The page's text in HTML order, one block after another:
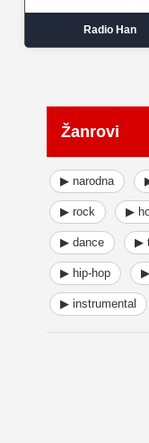
Radio Han
Žanrovi
▶ narodna
▶ rock ▶
▶ dance ▶
▶ hip-hop
▶ instrumental